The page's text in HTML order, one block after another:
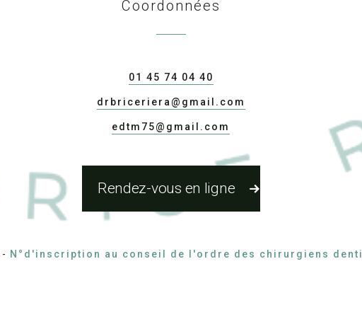
Coordonnées
01 45 74 04 40
drbriceriera@gmail.com
edtm75@gmail.com
Rendez-vous en ligne
- N°d'inscription au conseil de l'ordre des chirurgiens